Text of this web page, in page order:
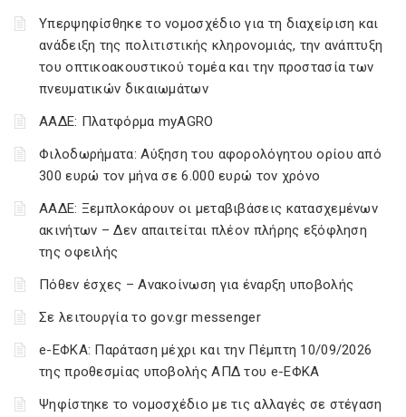
Υπερψηφίσθηκε το νομοσχέδιο για τη διαχείριση και
ανάδειξη της πολιτιστικής κληρονομιάς, την ανάπτυξη
του οπτικοακουστικού τομέα και την προστασία των
πνευματικών δικαιωμάτων
ΑΑΔΕ: Πλατφόρμα myAGRO
Φιλοδωρήματα: Αύξηση του αφορολόγητου ορίου από
300 ευρώ τον μήνα σε 6.000 ευρώ τον χρόνο
ΑΑΔΕ: Ξεμπλοκάρουν οι μεταβιβάσεις κατασχεμένων
ακινήτων – Δεν απαιτείται πλέον πλήρης εξόφληση
της οφειλής
Πόθεν έσχες – Ανακοίνωση για έναρξη υποβολής
Σε λειτουργία το gov.gr messenger
e-ΕΦΚΑ: Παράταση μέχρι και την Πέμπτη 10/09/2026
της προθεσμίας υποβολής ΑΠΔ του e-ΕΦΚΑ
Ψηφίστηκε το νομοσχέδιο με τις αλλαγές σε στέγαση